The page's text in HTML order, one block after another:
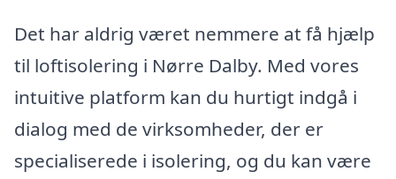
Det har aldrig været nemmere at få hjælp
til loftisolering i Nørre Dalby. Med vores
intuitive platform kan du hurtigt indgå i
dialog med de virksomheder, der er
specialiserede i isolering, og du kan være